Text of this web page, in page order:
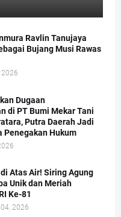
Ravlin Tanujaya
Bujang Musi Rawas
Dugaan
di PT Bumi Mekar Tani
Putra Daerah Jadi
Penegakan Hukum
Atas Air! Siring Agung
Unik dan Meriah
Ke-81
2026